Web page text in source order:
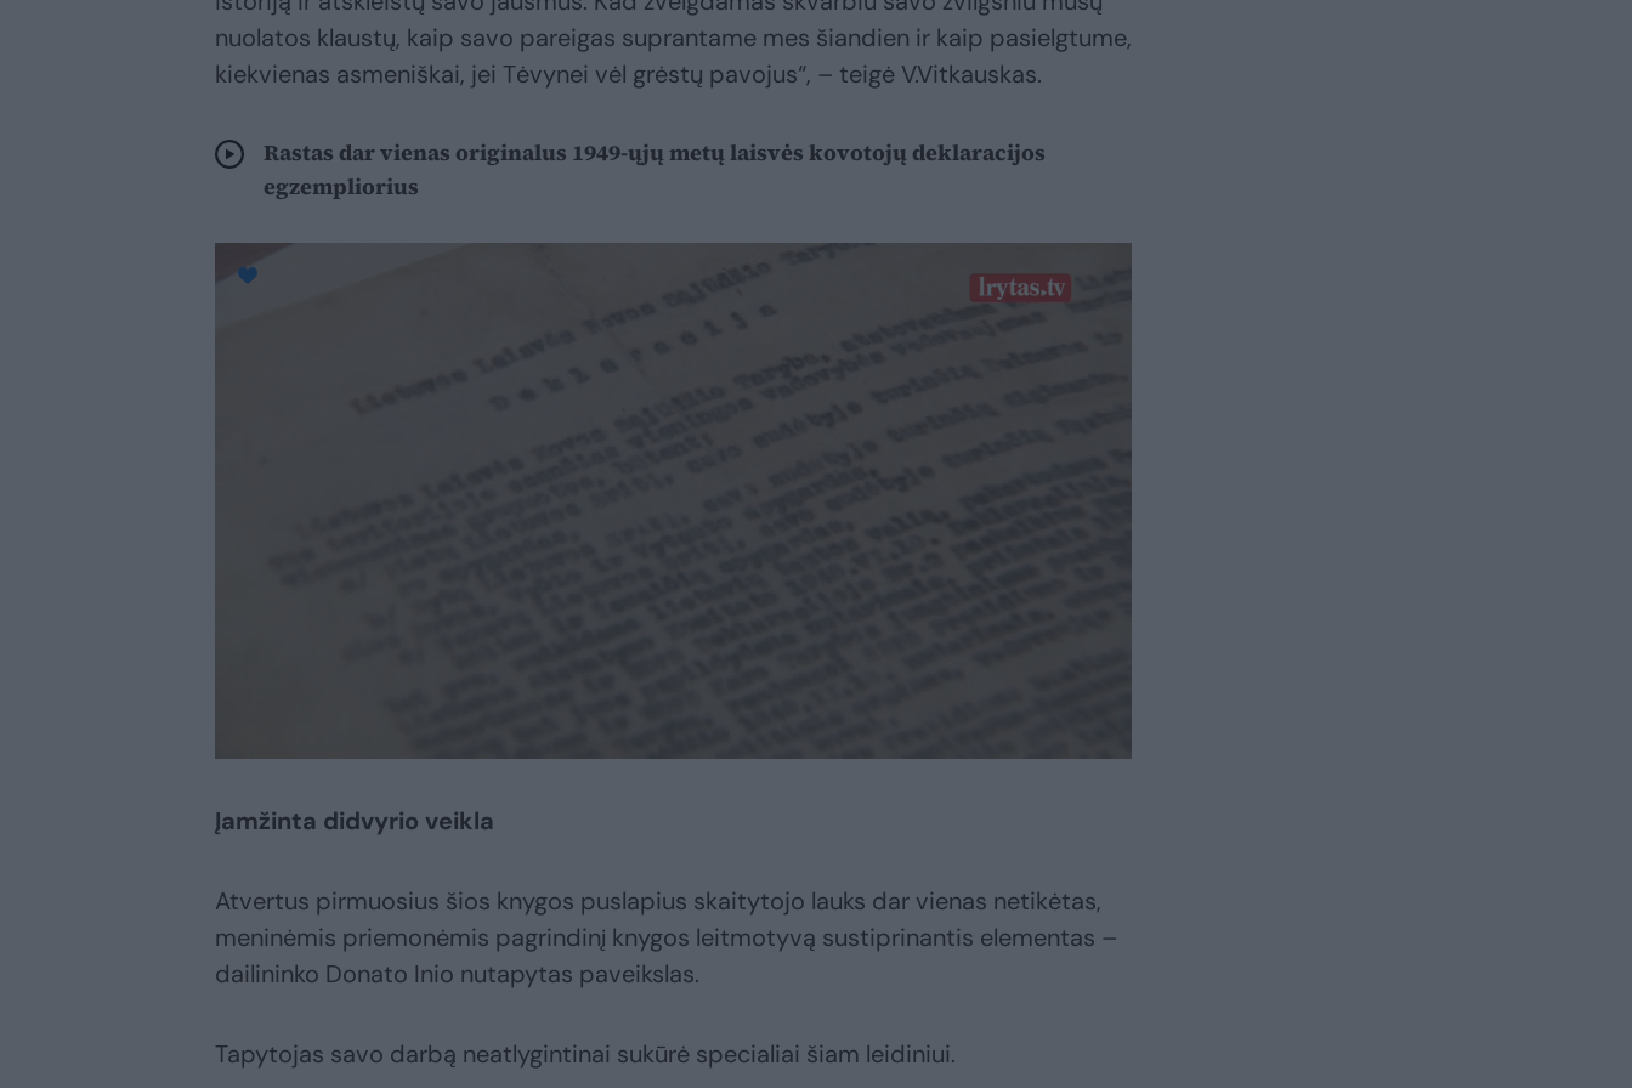
nuolatos klaustų, kaip savo pareigas suprantame mes šiandien ir kaip pasielgtume,
kiekvienas asmeniškai, jei Tėvynei vėl grėstų pavojus“, – teigė V.Vitkauskas.
Rastas dar vienas originalus 1949-ųjų metų laisvės kovotojų deklaracijos
egzempliorius
Įamžinta didvyrio veikla
Atvertus pirmuosius šios knygos puslapius skaitytojo lauks dar vienas netikėtas,
meninėmis priemonėmis pagrindinį knygos leitmotyvą sustiprinantis elementas –
dailininko Donato Inio nutapytas paveikslas.
Tapytojas savo darbą neatlygintinai sukūrė specialiai šiam leidiniui.